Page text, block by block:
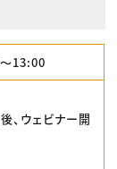
13:00
ウェビナー開